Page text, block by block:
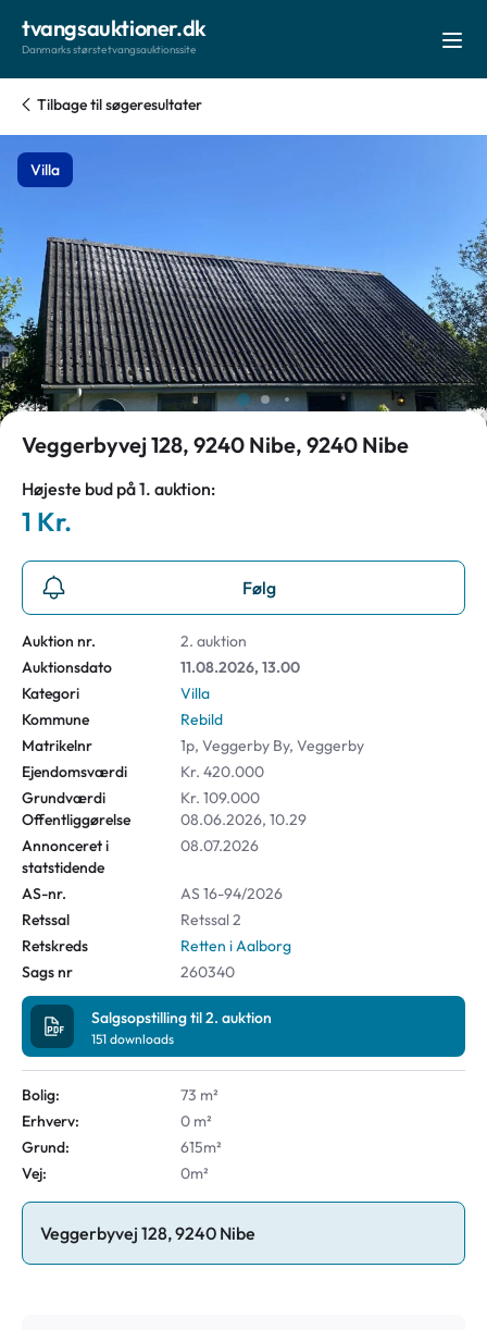
tvangsauktioner.dk
Danmarks største tvangsauktionssite
Tilbage til søgeresultater
Villa
Auktion nr.
2. auktion
Auktionsdato
11.08.2026, 13.00
Kategori
Villa
Kommune
Rebild
Matrikelnr
1p, Veggerby By, Veggerby
Ejendomsværdi
Kr. 420.000
Grundværdi
Kr. 109.000
Offentliggørelse
08.06.2026, 10.29
Annonceret i
statstidende
08.07.2026
AS-nr.
AS 16-94/2026
Retssal
Retssal 2
Retskreds
Retten i Aalborg
Sags nr
260340
Salgsopstilling til 2. auktion
151 downloads
Bolig:
73 m²
Erhverv:
0 m²
Grund:
615m²
Vej:
0m²
Veggerbyvej 128, 9240 Nibe
Veggerbyvej 128, 9240 Nibe, 9240 Nibe
Højeste bud på 1. auktion:
1 Kr.
Følg